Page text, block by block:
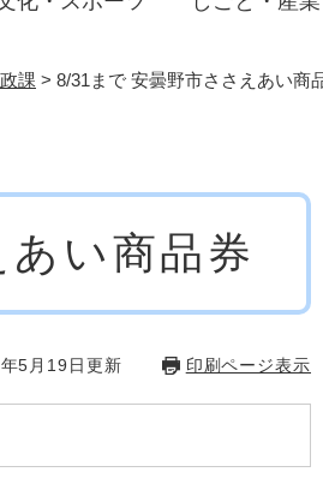
課 > 8/31まで 安曇野市ささえあい商
い商品券
5月19日更新 印刷ページ表示